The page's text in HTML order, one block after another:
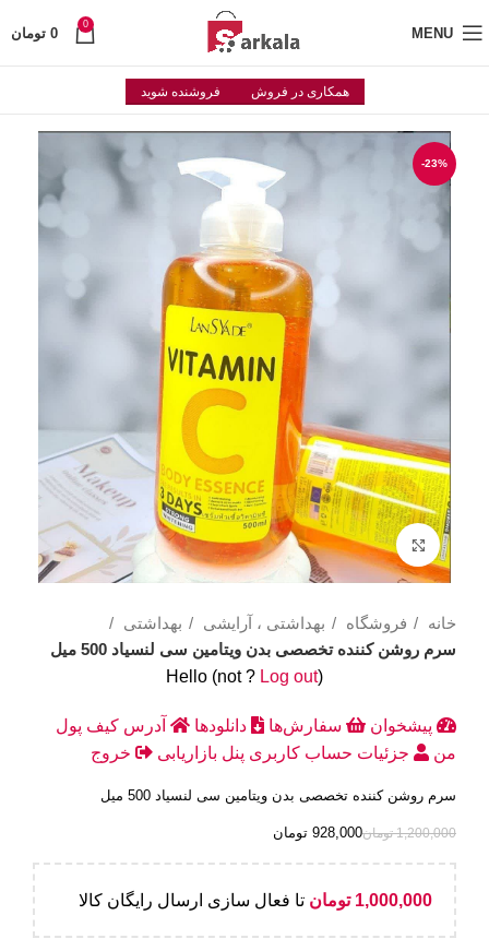
MENU
0
0 تومان
همکاری در فروش فروشنده شوید
-23%
Click to enlarge
خانه فروشگاه بهداشتی ، آرایشی
بهداشتی
سرم روشن کننده تخصصی بدن ویتامین سی لنسیاد 500 میل
Hello (not? Log out)
پیشخوان سفارش‌ها دانلودها آدرس کیف پول
من
جزئیات حساب کاربری پنل بازاریابی خروج
سرم روشن کننده تخصصی بدن ویتامین سی لنسیاد 500 میل
1,200,000 تومان928,000 تومان
1,000,000 تومان تا فعال سازی ارسال رایگان کالا